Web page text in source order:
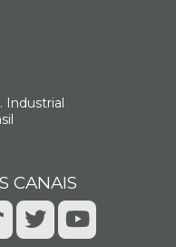
Industrial
CANAIS